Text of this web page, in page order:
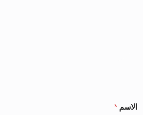
الاسم *